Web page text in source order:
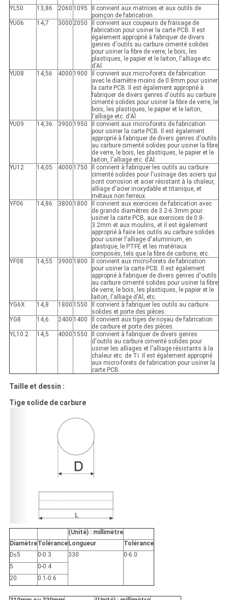
YL50 13,86 2060 1095
Il convient aux matrices et aux outils de
poinçon de fabrication.
YU06
14,7 3000 2050
Il convient aux coupeurs de fraisage de
fabrication pour usiner la carte PCB. Il est
également approprié à fabriquer de divers
genres d'outils au carbure cimenté solides
pour usiner la fibre de verre, le bois, les
plastiques, le papier et le laiton, l'alliage etc.
d'Al.
YU08
14,56 4000 1900
Il convient aux micro-forets de fabrication
avec le diamètre moins de 0.8mm pour usiner
la carte PCB. Il est également approprié à
fabriquer de divers genres d'outils au carbure
cimenté solides pour usiner la fibre de verre, le
bois, les plastiques, le papier et le laiton,
l'alliage etc. d'Al.
YU09
14,36 3900 1950
Il convient aux micro-forets de fabrication
pour usiner la carte PCB. Il est également
approprié à fabriquer de divers genres d'outils
au carbure cimenté solides pour usiner la fibre
de verre, le bois, les plastiques, le papier et le
laiton, l'alliage etc. d'Al.
YU12
14,05 4000 1750
Il convient à fabriquer les outils au carbure
cimenté solides pour l'usinage des aciers qui
sont corrosion et acier résistant à la chaleur,
alliage d'acier inoxydable et titanique, et
métaux non ferreux.
YF06
14,86 3800 1800
Il convient aux exercices de fabrication avec
de grands diamètres de 3.2-6.3mm pour
usiner la carte PCB, aux exercices de 0.8-
3.2mm et aux moulins, et il est également
approprié à faire les outils au carbure solides
pour usiner l'alliage d'aluminium, en
plastique, le PTFE et les matériaux
composés, tels que la fibre de carbone, etc.
YF08
14,55 3900 1800
Il convient aux micro-forets de fabrication
pour usiner la carte PCB. Il est également
approprié à fabriquer de divers genres d'outils
au carbure cimenté solides pour usiner la fibre
de verre, le bois, les plastiques, le papier et le
laiton, l'alliage d'Al, etc.
YG6X
14,8 1800 1550
Il convient à fabriquer les outils au carbure
solides et porte des pièces.
YG8
14,6 2400 1400
Il convient aux tiges de noyau de fabrication
de carbure et porte des pièces.
YL10.2
14,5 4000 1550
Il convient à fabriquer de divers genres
d'outils au carbure cimenté solides pour
usiner les alliages et l'alliage résistants à la
chaleur etc. de Ti. Il est également approprié
aux micro-forets de fabrication pour usiner la
carte PCB.
Taille et dessin :
Tige solide de carbure
(Unité) : millimètre
DiamètreTolérance Longueur
Tolérance
D≤5
0-0.3 330
0-6.0
5
0-0.4
20
0.1-0.6